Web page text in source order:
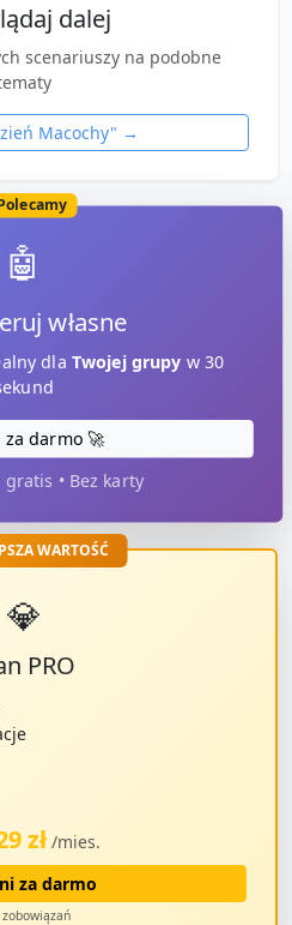
dalej
scenariuszy na podobne
Macochy" →
🤖
własne
dla Twojej grupy w 30
za darmo 🚀
• Bez karty
WARTOŚĆ
💎
PRO
zł /mies.
za darmo
zobowiązań